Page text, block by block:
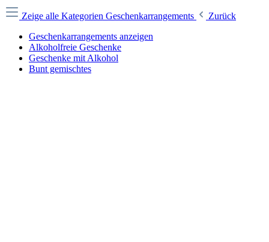
Zeige alle Kategorien Geschenkarrangements
Zurück
Geschenkarrangements anzeigen
Alkoholfreie Geschenke
Geschenke mit Alkohol
Bunt gemischtes